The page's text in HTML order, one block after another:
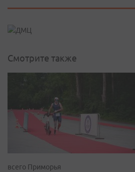
Смотрите также
всего Приморья